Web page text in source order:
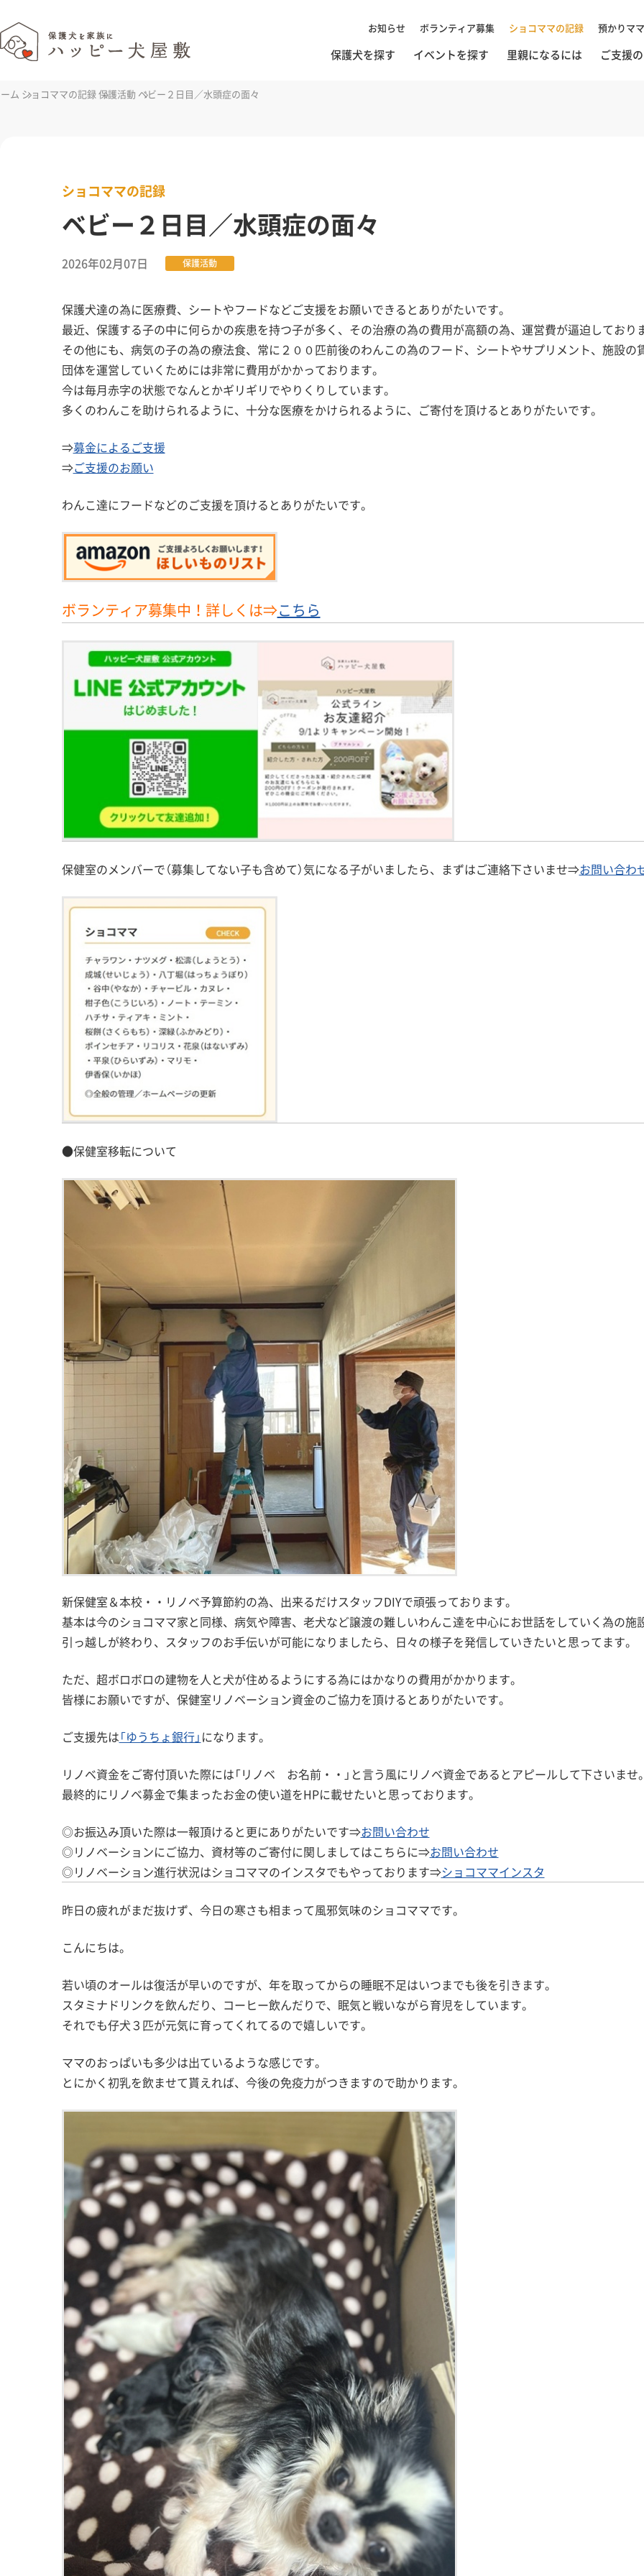
お知らせ ボランティア募集 ショコママの記録 預かりマ
保護犬を探す イベントを探す 里親になるには ご支援
ム ショコママの記録保護活動 ベビー２日目／水頭症の面々
ショコママの記録
ベビー２日目／水頭症の面々
2026年02月07日 保護活動
保護犬達の為に医療費、シートやフードなどご支援をお願いできるとありがたいです。
最近、保護する子の中に何らかの疾患を持つ子が多く、その治療の為の費用が高額の為、運営費が逼迫しており
その他にも、病気の子の為の療法食、常に２００匹前後のわんこの為のフード、シートやサプリメント、施設の
団体を運営していくためには非常に費用がかかっております。
今は毎月赤字の状態でなんとかギリギリでやりくりしています。
多くのわんこを助けられるように、十分な医療をかけられるように、ご寄付を頂けるとありがたいです。
⇒募金によるご支援
⇒ご支援のお願い
わんこ達にフードなどのご支援を頂けるとありがたいです。
ボランティア募集中！詳しくは⇒こちら
保健室のメンバーで（募集してない子も含めて）気になる子がいましたら、まずはご連絡下さいませ⇒お問い合わ
●保健室移転について
新保健室＆本校・・リノベ予算節約の為、出来るだけスタッフDIYで頑張っております。
基本は今のショコママ家と同様、病気や障害、老犬など譲渡の難しいわんこ達を中心にお世話をしていく為の施
引っ越しが終わり、スタッフのお手伝いが可能になりましたら、日々の様子を発信していきたいと思ってます。
ただ、超ボロボロの建物を人と犬が住めるようにする為にはかなりの費用がかかります。
皆様にお願いですが、保健室リノベーション資金のご協力を頂けるとありがたいです。
ご支援先は「ゆうちょ銀行」 になります。
リノベ資金をご寄付頂いた際には「リノベ お名前・・」と言う風にリノベ資金であるとアピールして下さいませ
最終的にリノベ募金で集まったお金の使い道をHPに載せたいと思っております。
◎お振込み頂いた際は一報頂けると更にありがたいです⇒お問い合わせ
◎リノベーションにご協力、資材等のご寄付に関しましてはこちらに⇒お問い合わせ
◎リノベーション進行状況はショコママのインスタでもやっております⇒ショコママインスタ
昨日の疲れがまだ抜けず、今日の寒さも相まって風邪気味のショコママです。
こんにちは。
若い頃のオールは復活が早いのですが、年を取ってからの睡眠不足はいつまでも後を引きます。
スタミナドリンクを飲んだり、コーヒー飲んだりで、眠気と戦いながら育児をしています。
それでも仔犬３匹が元気に育ってくれてるので嬉しいです。
ママのおっぱいも多少は出ているような感じです。
とにかく初乳を飲ませて貰えれば、今後の免疫力がつきますので助かります。